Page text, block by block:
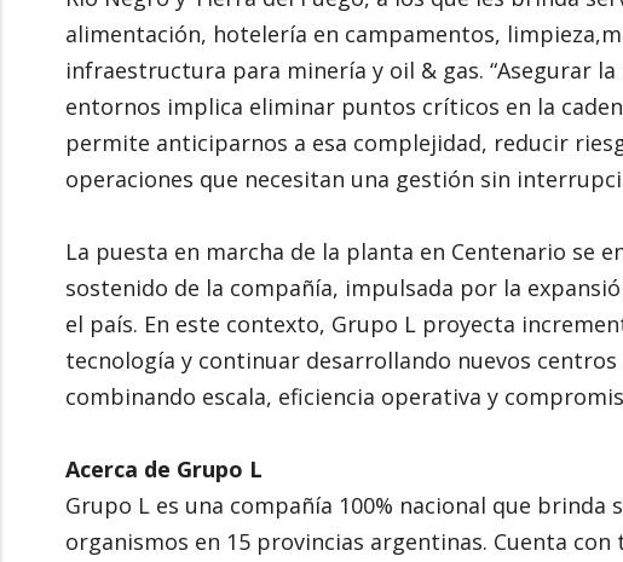
alimentación, hotelería en campamentos,
infraestructura para minería y oil & gas. “Asegurar
entornos implica eliminar puntos críticos en la
permite anticiparnos a esa complejidad, reducir
operaciones que necesitan una gestión sin
La puesta en marcha de la planta en Centenario se
sostenido de la compañía, impulsada por la
el país. En este contexto, Grupo L proyecta
tecnología y continuar desarrollando nuevos
combinando escala, eficiencia operativa y
Acerca de Grupo L
Grupo L es una compañía 100% nacional que brinda
organismos en 15 provincias argentinas. Cuenta